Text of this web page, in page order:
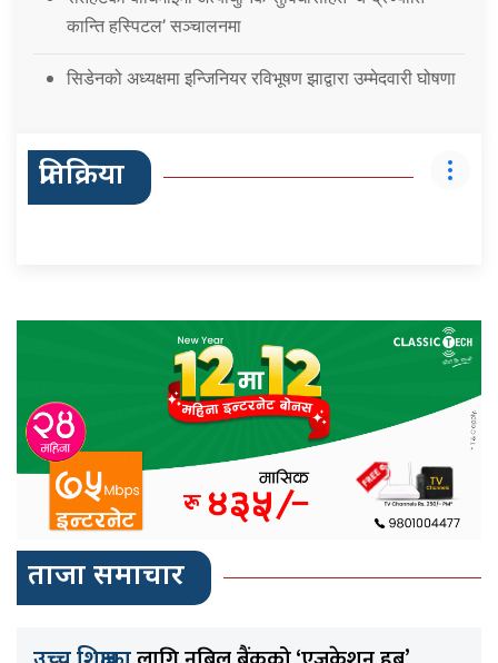
कान्ति हस्पिटल’ सञ्चालनमा
सिडेनको अध्यक्षमा इन्जिनियर रविभूषण झाद्वारा उम्मेदवारी घोषणा
प्रतिक्रिया
ताजा समाचार